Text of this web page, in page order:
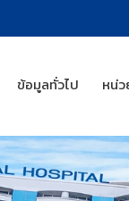
ข้อมูลทั่วไป หน่